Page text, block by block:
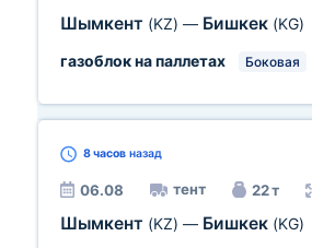
Шымкент (KZ) — Бишкек (KG)
газоблок на паллетах
Боковая
8 часов назад
06.08 тент 22 т
Шымкент (KZ) — Бишкек (KG)